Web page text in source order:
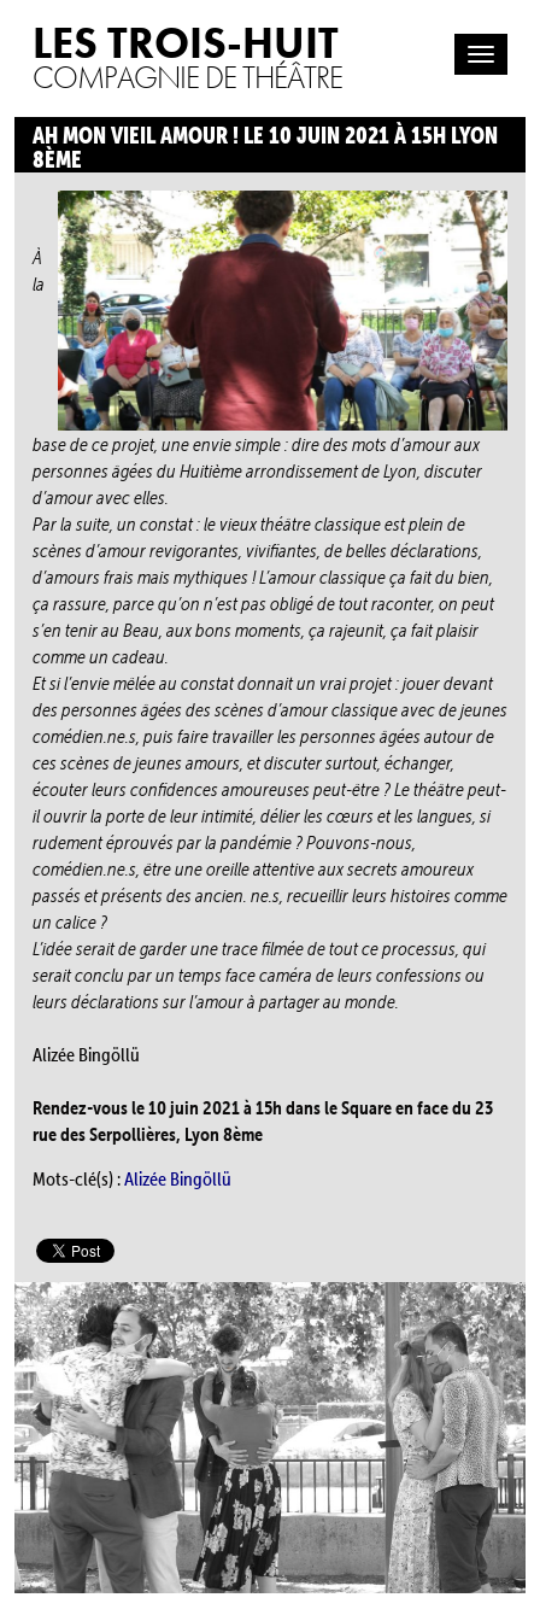
LES TROIS-HUIT
COMPAGNIE DE THÉÂTRE
AH MON VIEIL AMOUR ! LE 10 JUIN 2021 À 15H LYON
8ÈME
À
la
base de ce projet, une envie simple : dire des mots d’amour aux
personnes âgées du Huitième arrondissement de Lyon, discuter
d’amour avec elles.
Par la suite, un constat : le vieux théâtre classique est plein de
scènes d’amour revigorantes, vivifiantes, de belles déclarations,
d’amours frais mais mythiques ! L’amour classique ça fait du bien,
ça rassure, parce qu’on n’est pas obligé de tout raconter, on peut
s’en tenir au Beau, aux bons moments, ça rajeunit, ça fait plaisir
comme un cadeau.
Et si l’envie mêlée au constat donnait un vrai projet : jouer devant
des personnes âgées des scènes d’amour classique avec de jeunes
comédien.ne.s, puis faire travailler les personnes âgées autour de
ces scènes de jeunes amours, et discuter surtout, échanger,
écouter leurs confidences amoureuses peut-être ? Le théâtre peut-
il ouvrir la porte de leur intimité, délier les cœurs et les langues, si
rudement éprouvés par la pandémie ? Pouvons-nous,
comédien.ne.s, être une oreille attentive aux secrets amoureux
passés et présents des ancien. ne.s, recueillir leurs histoires comme
un calice ?
L’idée serait de garder une trace filmée de tout ce processus, qui
serait conclu par un temps face caméra de leurs confessions ou
leurs déclarations sur l’amour à partager au monde.
Alizée Bingöllü
Rendez-vous le 10 juin 2021 à 15h dans le Square en face du 23
rue des Serpollières, Lyon 8ème
Mots-clé(s) :Alizée Bingöllü